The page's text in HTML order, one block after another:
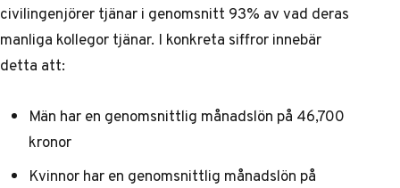
civilingenjörer tjänar i genomsnitt 93% av vad deras
manliga kollegor tjänar. I konkreta siffror innebär
detta att:
Män har en genomsnittlig månadslön på 46,700
kronor
Kvinnor har en genomsnittlig månadslön på